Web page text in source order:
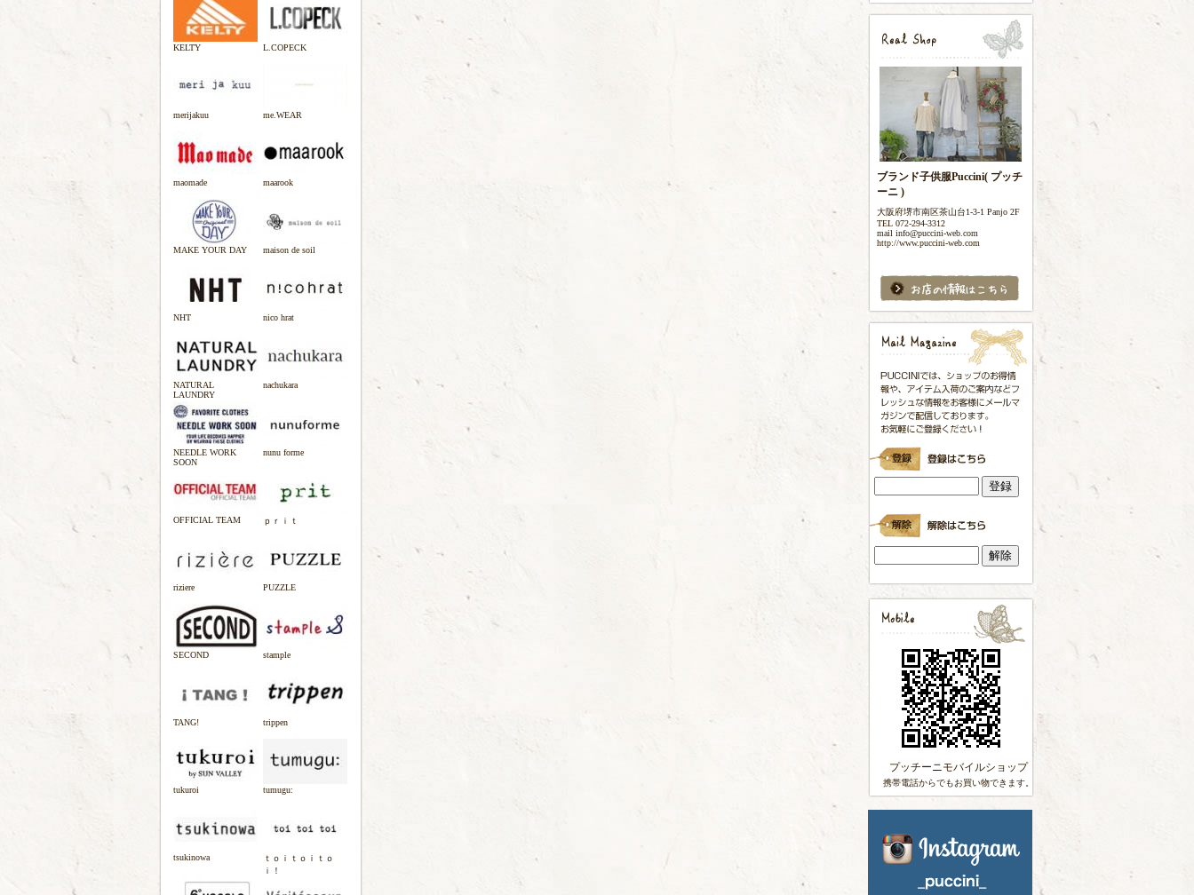
KELTY L.COPECK
merijakuu me.WEAR
maomade maarook
MAKE YOUR DAY maison de soil
NHT nico hrat
NATURAL
LAUNDRY
nachukara
NEEDLE WORK
SOON
nunu forme
OFFICIAL TEAM ｐｒｉｔ
riziere PUZZLE
SECOND stample
TANG! trippen
tukuroi tumugu:
tsukinowa
ｔｏｉｔｏｉｔｏ
ｉ！
ブランド子供服Puccini( プッチ
ーニ )
大阪府堺市南区茶山台1-3-1 Panjo 2F
TEL 072-294-3312
mail info@puccini-web.com
http://www.puccini-web.com
プッチーニモバイルショップ
携帯電話からでもお買い物できます。